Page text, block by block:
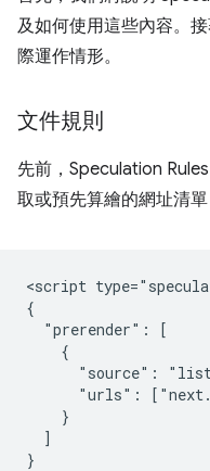
及如何使用這些內容。
際運作情形。
文件規則
先前，Speculation
取或預先算繪的網址清單
<script
{
  "prerender": [
    {
"source":
"urls":
    }
  ]
}